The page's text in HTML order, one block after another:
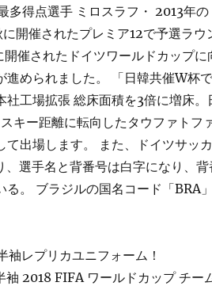
多得点選手 ミロスラフ・ 2013年の
開催されたプレミア12で予選ラウ
催されたドイツワールドカップに
進められました。 「日韓共催W杯で
工場拡張 総床面積を3倍に増床。
キー距離に転向したタウファトフ
出場します。 また、ドイツサッカ
選手名と背番号は白字になり、背
。 ブラジルの国名コード「BRA」
袖レプリカユニフォーム！
2018 FIFA ワールドカップ チー